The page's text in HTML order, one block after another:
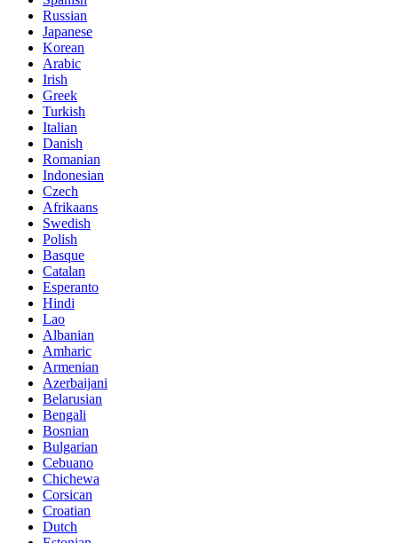
Russian
Japanese
Korean
Arabic
Irish
Greek
Turkish
Italian
Danish
Romanian
Indonesian
Czech
Afrikaans
Swedish
Polish
Basque
Catalan
Esperanto
Hindi
Lao
Albanian
Amharic
Armenian
Azerbaijani
Belarusian
Bengali
Bosnian
Bulgarian
Cebuano
Chichewa
Corsican
Croatian
Dutch